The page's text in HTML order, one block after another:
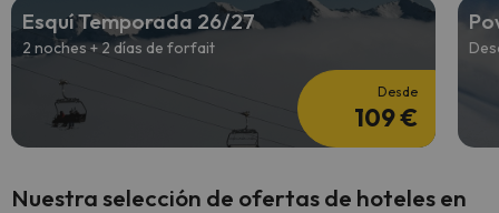
Esquí Temporada 26/27
2 noches + 2 días de forfait
Desde
109 €
Nuestra selección de ofertas de hoteles en